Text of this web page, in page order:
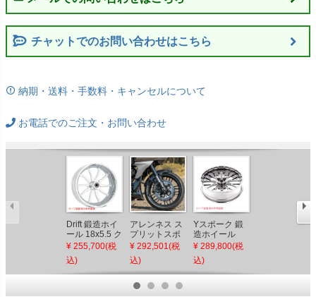
チャットでのお問い合わせはこちら
納期・送料・手数料・キャンセルについて
お電話でのご注文・お問い合わせ
Drift 鍛造ホイ
ール 18x5.5 ク
ローム アレン
ネス
¥ 255,700(税
込)
アレンネス ス
プリットスポ
ーク 鍛造アル
ミホイール
19x3.25 (ブラ
ック)
¥ 292,501(税
込)
Yスポーク 鍛
造ホイール
18x5.5 クロー
ム アレンネス
¥ 289,800(税
込)
Yスポーク 鍛